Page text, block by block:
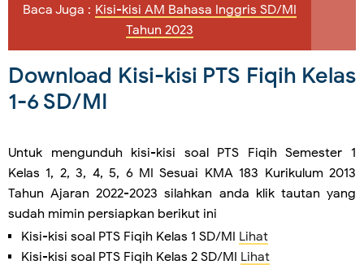
Baca Juga : Kisi-kisi AM Bahasa Inggris SD/MI
Tahun 2023
Download Kisi-kisi PTS Fiqih Kelas
1-6 SD/MI
Untuk mengunduh kisi-kisi soal PTS Fiqih Semester 1
Kelas 1, 2, 3, 4, 5, 6 MI Sesuai KMA 183 Kurikulum 2013
Tahun Ajaran 2022-2023 silahkan anda klik tautan yang
sudah mimin persiapkan berikut ini
Kisi-kisi soal PTS Fiqih Kelas 1 SD/MI Lihat
Kisi-kisi soal PTS Fiqih Kelas 2 SD/MI Lihat